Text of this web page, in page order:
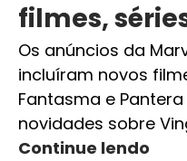
filmes,
Os anúncios da
incluíram novos
Fantasma e
novidades sobre
Continue lendo